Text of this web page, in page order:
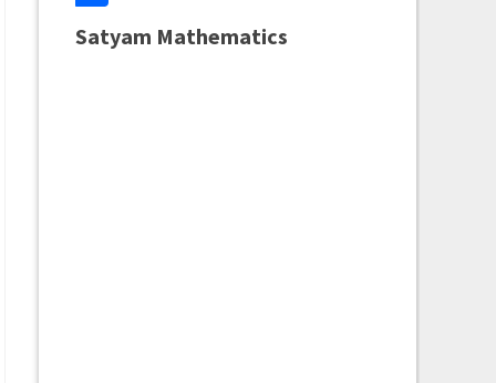
Satyam Mathematics